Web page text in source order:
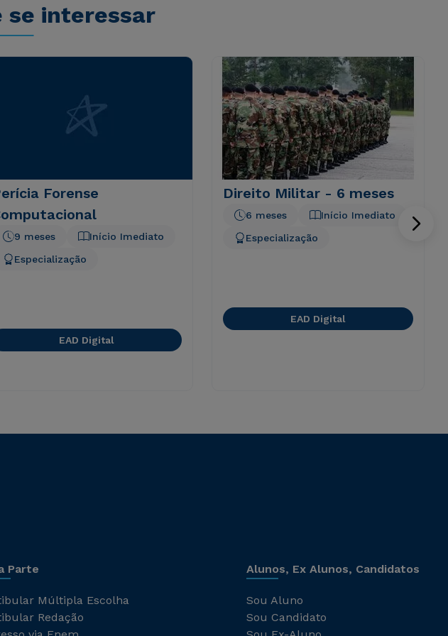
se interessar
Forense
Início Imediato
9 meses
Especialização
EAD Digital
Direito Militar - 6 meses
Início Imediato
6 meses
Especialização
EAD Digital
Parte
Múltipla Escolha
Redação
Alunos, Ex Alunos, Candidatos
Sou Aluno
Sou Candidato